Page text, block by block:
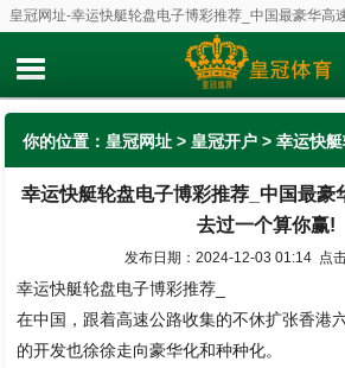
皇冠网址-幸运快艇轮盘电子博彩推荐_中国最豪华高
你的位置： 皇冠网址 > 皇冠开户 > 幸运快
国最豪华高速行状区天花板, 去过一个算你
幸运快艇轮盘电子博彩推荐_中国最豪
去过一个算你赢!
发布日期：2024-12-03 01:14 点
幸运快艇轮盘电子博彩推荐_
在中国，跟着高速公路收集的不休扩张香港
的开发也徐徐走向豪华化和种种化。